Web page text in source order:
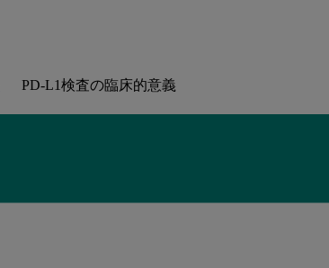
PD-L1検査の臨床的意義